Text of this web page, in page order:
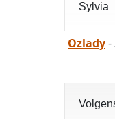
Sylvia
Ozlady-